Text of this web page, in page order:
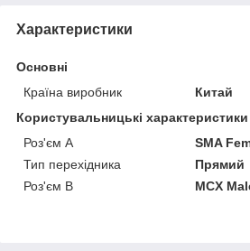
Характеристики
Основні
Країна виробник
Китай
Користувальницькі характеристики
Роз'єм А
SMA
Тип перехідника
Прямий
Роз'єм B
MCX